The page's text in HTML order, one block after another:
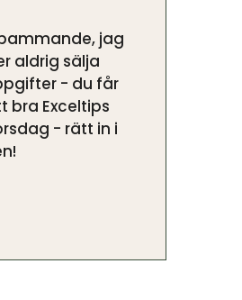
jag
aldrig sälja
- du får
bra Exceltips
- rätt in i